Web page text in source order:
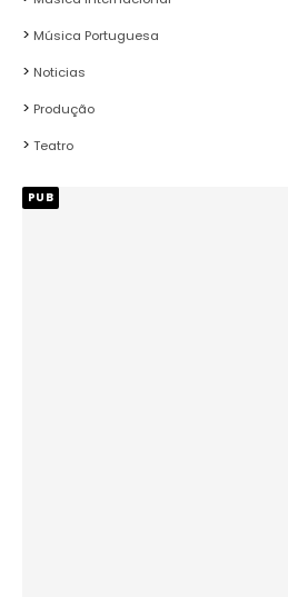
Música Portuguesa
Noticias
Produção
Teatro
PUB